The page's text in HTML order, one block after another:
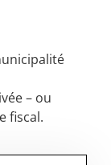
– ou
fiscal.